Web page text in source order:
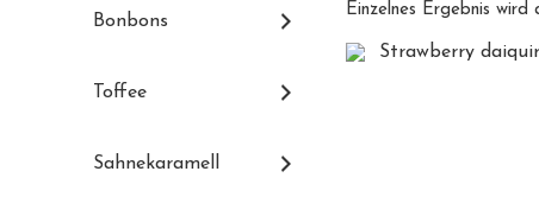
Bonbons
Toffee
Sahnekaramell
Einzelnes Ergebnis wird